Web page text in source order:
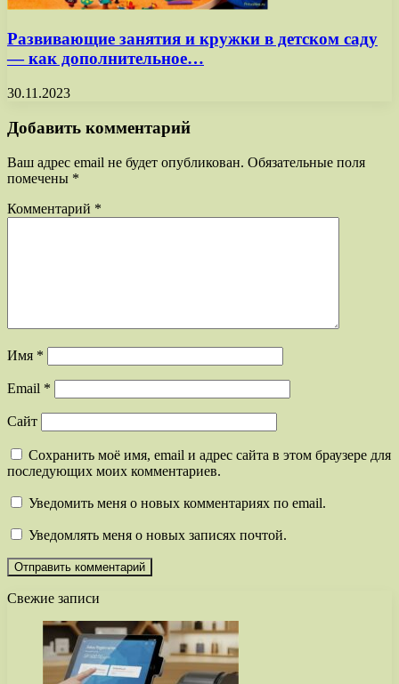
Развивающие занятия и кружки в детском саду
— как дополнительное…
30.11.2023
Добавить комментарий
Ваш адрес email не будет опубликован. Обязательные поля
помечены *
Комментарий *
Имя *
Email *
Сайт
Сохранить моё имя, email и адрес сайта в этом браузере для
последующих моих комментариев.
Уведомить меня о новых комментариях по email.
Уведомлять меня о новых записях почтой.
Свежие записи